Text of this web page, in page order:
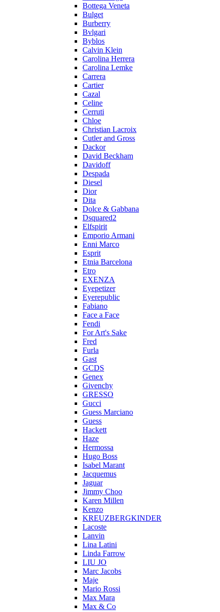
Bottega Veneta
Bulget
Burberry
Bvlgari
Byblos
Calvin Klein
Carolina Herrera
Carolina Lemke
Carrera
Cartier
Cazal
Celine
Cerruti
Chloe
Christian Lacroix
Cutler and Gross
Dackor
David Beckham
Davidoff
Despada
Diesel
Dior
Dita
Dolce & Gabbana
Dsquared2
Elfspirit
Emporio Armani
Enni Marco
Esprit
Etnia Barcelona
Etro
EXENZA
Eyepetizer
Eyerepublic
Fabiano
Face a Face
Fendi
For Art's Sake
Fred
Furla
Gast
GCDS
Genex
Givenchy
GRESSO
Gucci
Guess Marciano
Guess
Hackett
Haze
Hermossa
Hugo Boss
Isabel Marant
Jacquemus
Jaguar
Jimmy Choo
Karen Millen
Kenzo
KREUZBERGKINDER
Lacoste
Lanvin
Lina Latini
Linda Farrow
LIU JO
Marc Jacobs
Maje
Mario Rossi
Max Mara
Max & Co